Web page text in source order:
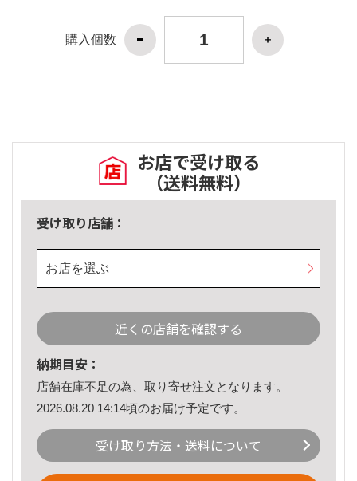
購入個数
お店で受け取る
（送料無料）
受け取り店舗：
お店を選ぶ
近くの店舗を確認する
納期目安：
店舗在庫不足の為、取り寄せ注文となります。
2026.08.20 14:14頃のお届け予定です。
受け取り方法・送料について